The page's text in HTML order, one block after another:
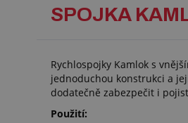
SPOJKA
Rychlospojky Kamlok s
jednoduchou konstrukci a
dodatečně zabezpečit i
Použití: